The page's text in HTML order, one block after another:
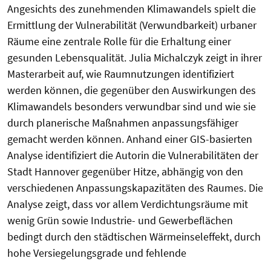
Angesichts des zunehmenden Klimawandels spielt die
Ermittlung der Vulnerabilität (Verwundbarkeit) urbaner
Räume eine zentrale Rolle für die Erhaltung einer
gesunden Lebensqualität. Julia Michalczyk zeigt in ihrer
Masterarbeit auf, wie Raumnutzungen identifiziert
werden können, die gegenüber den Auswirkungen des
Klimawandels besonders verwundbar sind und wie sie
durch planerische Maßnahmen anpassungsfähiger
gemacht werden können. Anhand einer GIS-basierten
Analyse identifiziert die Autorin die Vulnerabilitäten der
Stadt Hannover gegenüber Hitze, abhängig von den
verschiedenen Anpassungskapazitäten des Raumes. Die
Analyse zeigt, dass vor allem Verdichtungsräume mit
wenig Grün sowie Industrie- und Gewerbeflächen
bedingt durch den städtischen Wärmeinseleffekt, durch
hohe Versiegelungsgrade und fehlende